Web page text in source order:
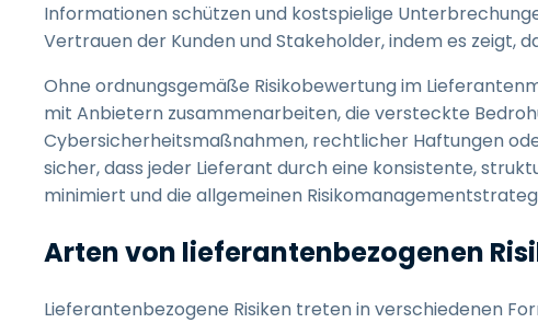
Informationen schützen und kostspielige
Vertrauen der Kunden und Stakeholder, indem es zeigt,
Ohne ordnungsgemäße Risikobewertung im
mit Anbietern zusammenarbeiten, die versteckte
Cybersicherheitsmaßnahmen, rechtlicher Haftungen
sicher, dass jeder Lieferant durch eine konsistente,
minimiert und die allgemeinen
Arten von lieferantenbezogenen
Lieferantenbezogene Risiken treten in verschiedenen